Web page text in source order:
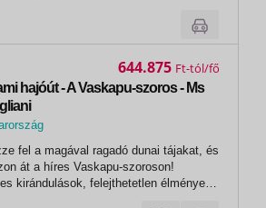
Patmos* 16:30 21:30 3.nap Kréta...
hajóút - A Vaskapu-szoros - Ms
fel a magával ragadó dunai tájakat, és
át a híres Vaskapu-szoroson!
kirándulások, felejthetetlen élmények
644.875 Ft